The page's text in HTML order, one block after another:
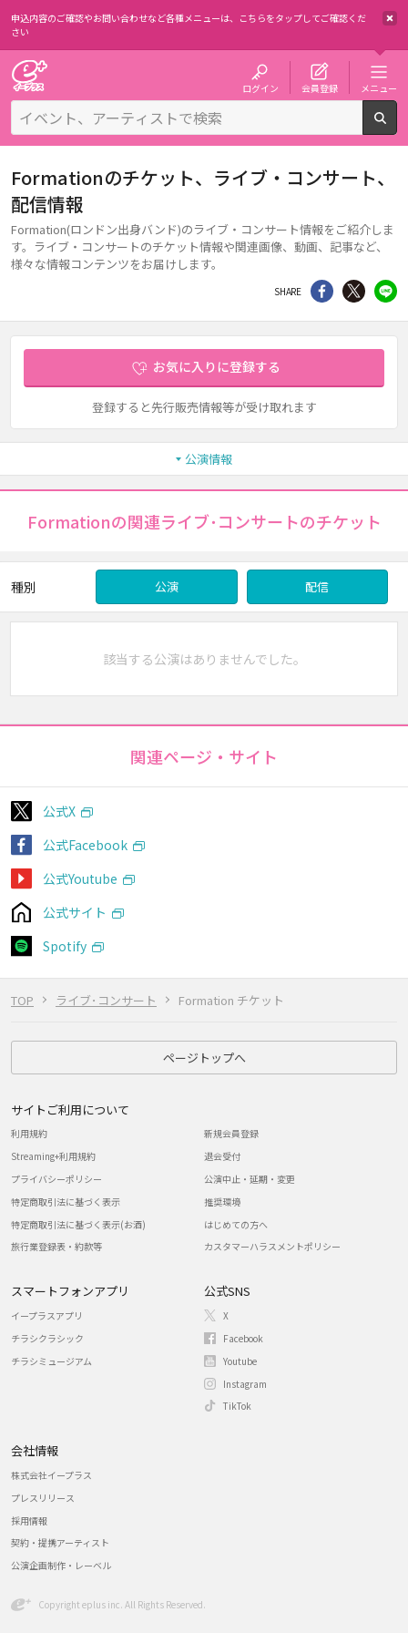
申込内容のご確認やお問い合わせなど各種メニューは、 こちらをタップしてご確認くだ
さい
ログイン 会員登録 メニュー
TOP ライブ･コンサート Formation チケット
Formationのチケット、ライブ・コンサート、
配信情報
Formation(ロンドン出身バンド)のライブ・コンサート情報をご紹介しま
す。ライブ・コンサートのチケット情報や関連画像、動画、記事など、
様々な情報コンテンツをお届けします。
SHARE シェア Twitter
お気に入りに登録する
登録すると先行販売情報等が受け取れます
公演情報
Formationの関連ライブ･コンサートのチケット
種別 公演 配信
該当する公演はありませんでした。
関連ページ・サイト
公式X
公式Facebook
公式Youtube
公式サイト
Spotify
ページトップへ
サイトご利用について
利用規約
Streaming+利用規約
プライバシーポリシー
特定商取引法に基づく表示
特定商取引法に基づく表示(お酒)
旅行業登録表・約款等
新規会員登録
退会受付
公演中止・延期・変更
推奨環境
はじめての方へ
カスタマーハラスメントポリシー
スマートフォンアプリ
イープラスアプリ
チラシクラシック
チラシミュージアム
公式SNS
X
Facebook
Youtube
Instagram
TikTok
会社情報
株式会社イープラス
プレスリリース
採用情報
契約・提携アーティスト
公演企画制作・レーベル
Copyright eplus inc. All Rights Reserved.